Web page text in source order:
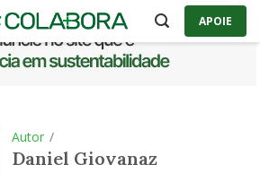
APOIE
Autor /
Daniel Giovanaz